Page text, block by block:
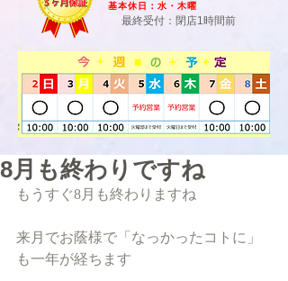
​基本休日：水・木曜
最終受付：閉店1時間前
8月も終わりですね
もうすぐ8月も終わりますね
来月でお蔭様で「なっかったコトに」
も一年が経ちます